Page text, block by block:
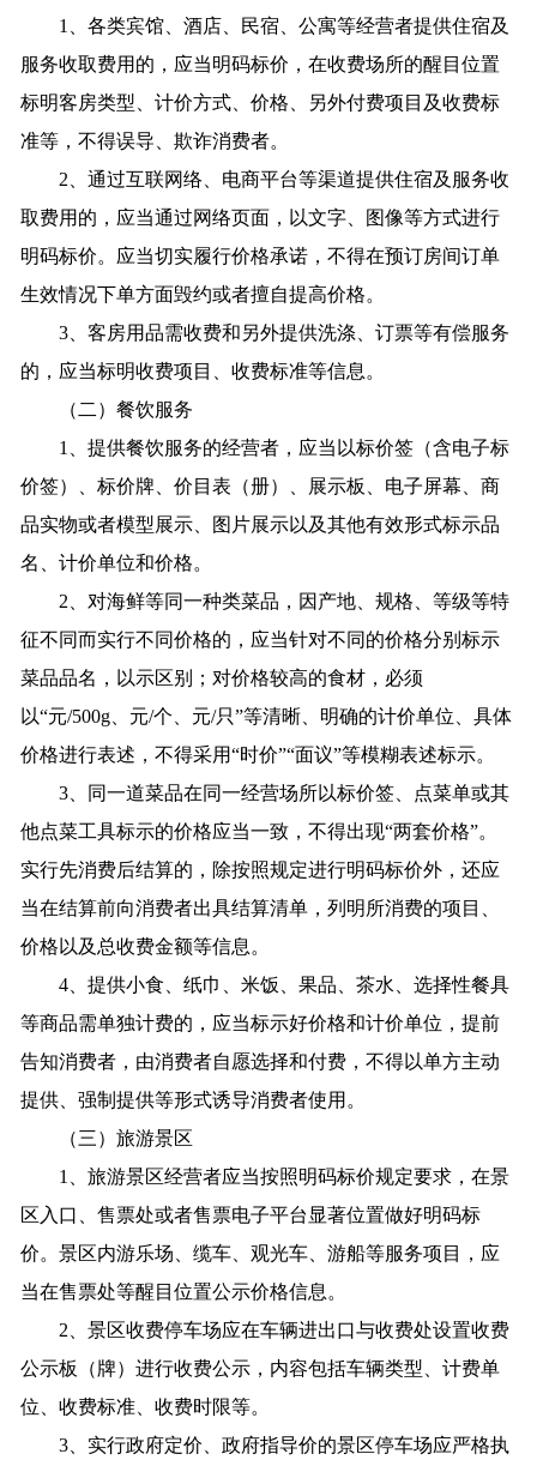
1、各类宾馆、酒店、民宿、公寓等经营者提供住宿及
服务收取费用的，应当明码标价，在收费场所的醒目位置
标明客房类型、计价方式、价格、另外付费项目及收费标
准等，不得误导、欺诈消费者。
2、通过互联网络、电商平台等渠道提供住宿及服务收
取费用的，应当通过网络页面，以文字、图像等方式进行
明码标价。应当切实履行价格承诺，不得在预订房间订单
生效情况下单方面毁约或者擅自提高价格。
3、客房用品需收费和另外提供洗涤、订票等有偿服务
的，应当标明收费项目、收费标准等信息。
（二）餐饮服务
1、提供餐饮服务的经营者，应当以标价签（含电子标
价签）、标价牌、价目表（册）、展示板、电子屏幕、商
品实物或者模型展示、图片展示以及其他有效形式标示品
名、计价单位和价格。
2、对海鲜等同一种类菜品，因产地、规格、等级等特
征不同而实行不同价格的，应当针对不同的价格分别标示
菜品品名，以示区别；对价格较高的食材，必须
以“元/500g、元/个、元/只”等清晰、明确的计价单位、具体
价格进行表述，不得采用“时价”“面议”等模糊表述标示。
3、同一道菜品在同一经营场所以标价签、点菜单或其
他点菜工具标示的价格应当一致，不得出现“两套价格”。
实行先消费后结算的，除按照规定进行明码标价外，还应
当在结算前向消费者出具结算清单，列明所消费的项目、
价格以及总收费金额等信息。
4、提供小食、纸巾、米饭、果品、茶水、选择性餐具
等商品需单独计费的，应当标示好价格和计价单位，提前
告知消费者，由消费者自愿选择和付费，不得以单方主动
提供、强制提供等形式诱导消费者使用。
（三）旅游景区
1、旅游景区经营者应当按照明码标价规定要求，在景
区入口、售票处或者售票电子平台显著位置做好明码标
价。景区内游乐场、缆车、观光车、游船等服务项目，应
当在售票处等醒目位置公示价格信息。
2、景区收费停车场应在车辆进出口与收费处设置收费
公示板（牌）进行收费公示，内容包括车辆类型、计费单
位、收费标准、收费时限等。
3、实行政府定价、政府指导价的景区停车场应严格执